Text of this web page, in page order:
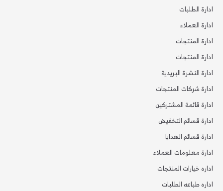
ادارة الطلبات
ادارة العملاء
ادارة المنتجات
ادارة المنتجات
ادارة النشرة البريدية
ادارة شركات المنتجات
ادارة قائمة المشتركين
ادارة قسائم التخفيض
ادارة قسائم الهدايا
ادارة معلومات العملاء
اداره خيارات المنتجات
اداره طباعه الطلبات